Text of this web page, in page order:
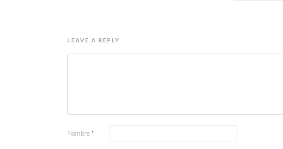
LEAVE A REPLY
Nombre *